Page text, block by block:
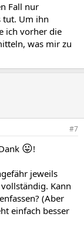
Fall nur
tut. Um ihn
ich vorher die
was mir zu
#7
😛!
jeweils
Kann
(Aber
einfach besser